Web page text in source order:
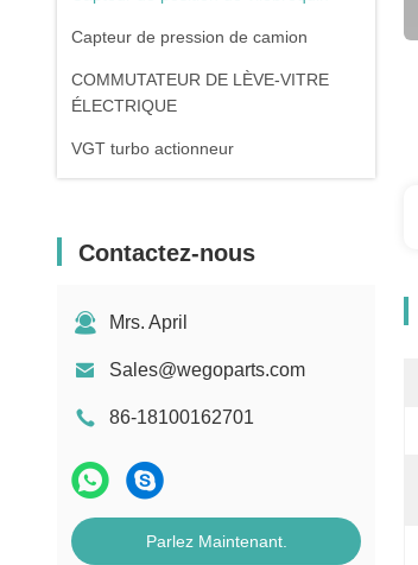
Capteur de pression de camion
COMMUTATEUR DE LÈVE-VITRE
ÉLECTRIQUE
VGT turbo actionneur
Contactez-nous
Mrs. April
Sales@wegoparts.com
86-18100162701
Parlez Maintenant.